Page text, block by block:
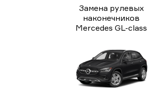
Замена рулевых
наконечников
Mercedes GL-class